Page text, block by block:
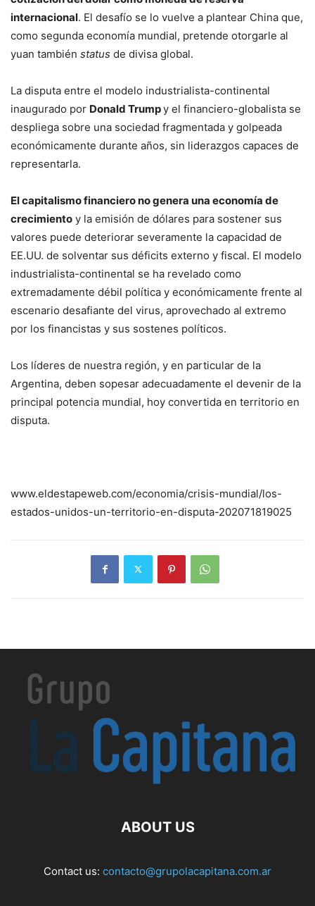
internacional. El desafío se lo vuelve a plantear China que,
como segunda economía mundial, pretende otorgarle al
yuan también status de divisa global.
La disputa entre el modelo industrialista-continental
inaugurado por Donald Trumpy el financiero-globalista se
despliega sobre una sociedad fragmentada y golpeada
económicamente durante años, sin liderazgos capaces de
representarla.
El capitalismo financiero no genera una economía de
crecimiento y la emisión de dólares para sostener sus
valores puede deteriorar severamente la capacidad de
EE.UU. de solventar sus déficits externo y fiscal. El modelo
industrialista-continental se ha revelado como
extremadamente débil política y económicamente frente al
escenario desafiante del virus, aprovechado al extremo
por los financistas y sus sostenes políticos.
Los líderes de nuestra región, y en particular de la
Argentina, deben sopesar adecuadamente el devenir de la
principal potencia mundial, hoy convertida en territorio en
disputa.
www.eldestapeweb.com/economia/crisis-mundial/los-
estados-unidos-un-territorio-en-disputa-202071819025
ABOUT US
Contact us: contacto@grupolacapitana.com.ar